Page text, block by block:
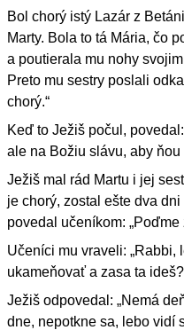
Bol chorý istý Lazár z
Marty. Bola to tá Mária, čo
a poutierala mu nohy
Preto mu sestry poslali
chorý.“
Keď to Ježiš počul,
ale na Božiu slávu, aby
Ježiš mal rád Martu i jej
je chorý, zostal ešte dva
povedal učeníkom: „Poďme
Učeníci mu vraveli:
ukameňovať a zasa ta
Ježiš odpovedal: „Nemá
dne, nepotkne sa, lebo vidí